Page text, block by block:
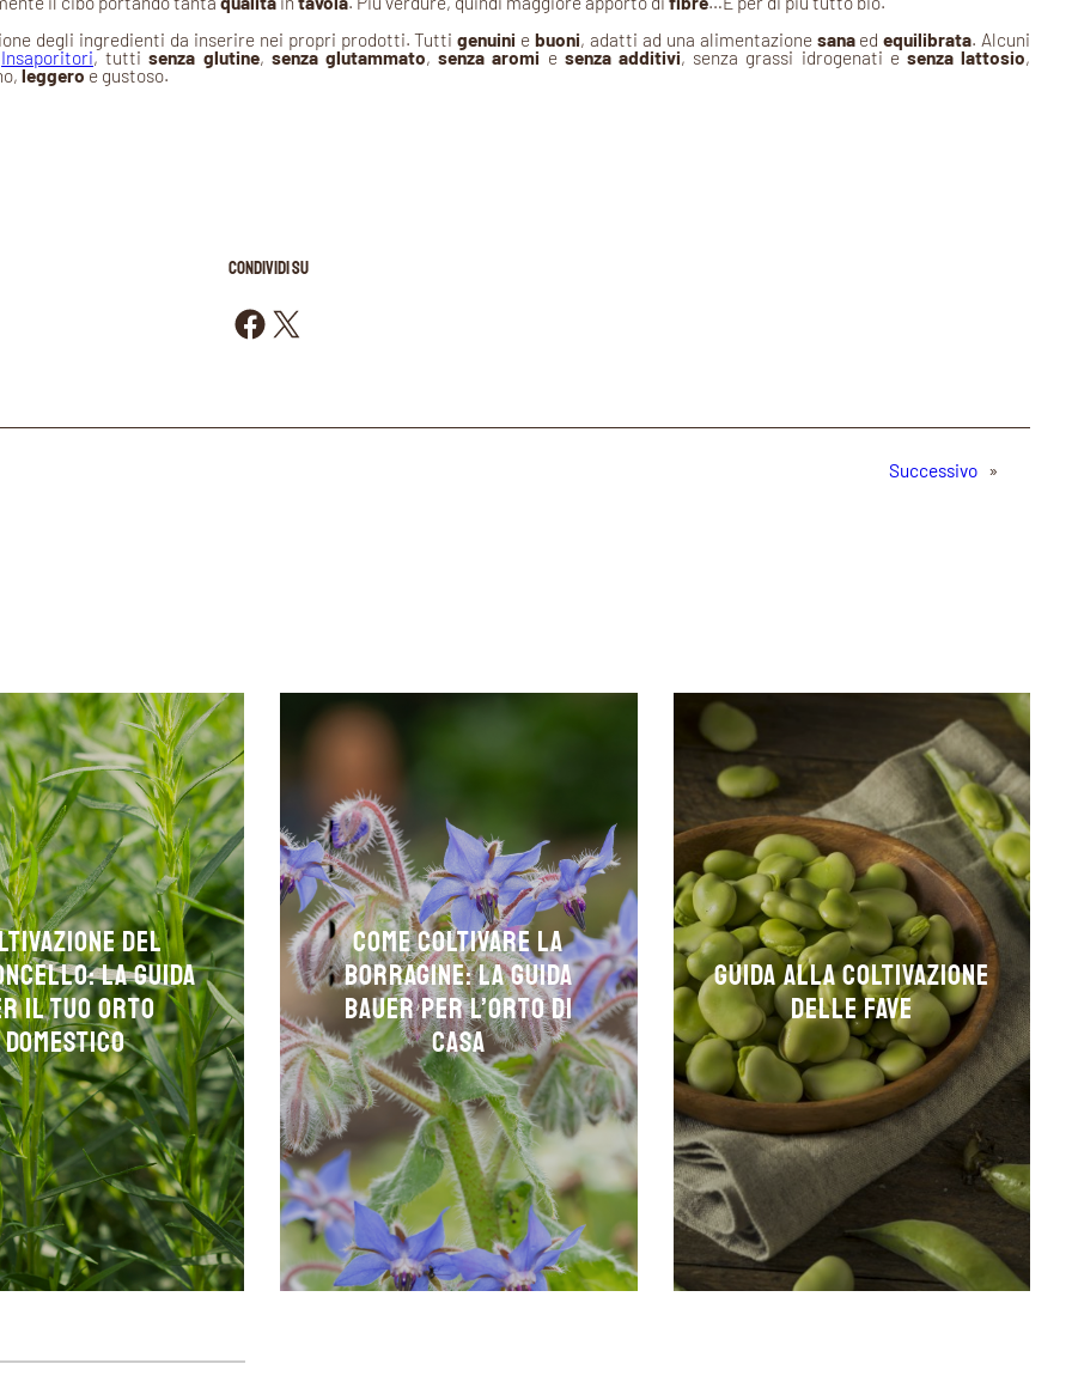
degli ingredienti da inserire nei propri prodotti. Tuttigenuini ebuoni, adatti ad una alimentazione sanaedequilibrata. Alcuni
Insaporitori, tuttisenza glutine, senza glutammato,senza aromi e senza additivi, senza grassi idrogenati esenza lattosio,
leggero e gustoso.
CONDIVIDI SU
Condividi su Facebook
Condividi su X
Successivo »
del
la guida
il tuo orto
domestico
Come coltivare la
borragine: la guida
Bauer per l’orto di
casa
Guida alla coltivazione
delle fave